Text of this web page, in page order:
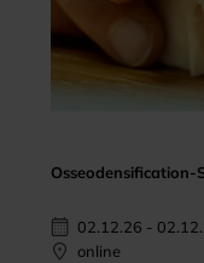
02.12.26 -
online